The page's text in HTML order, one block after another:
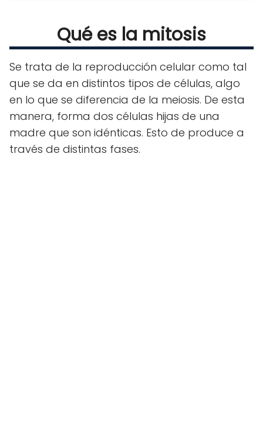
Qué es la mitosis
Se trata de la reproducción celular como tal
que se da en distintos tipos de células, algo
en lo que se diferencia de la meiosis. De esta
manera, forma dos células hijas de una
madre que son idénticas. Esto de produce a
través de distintas fases.